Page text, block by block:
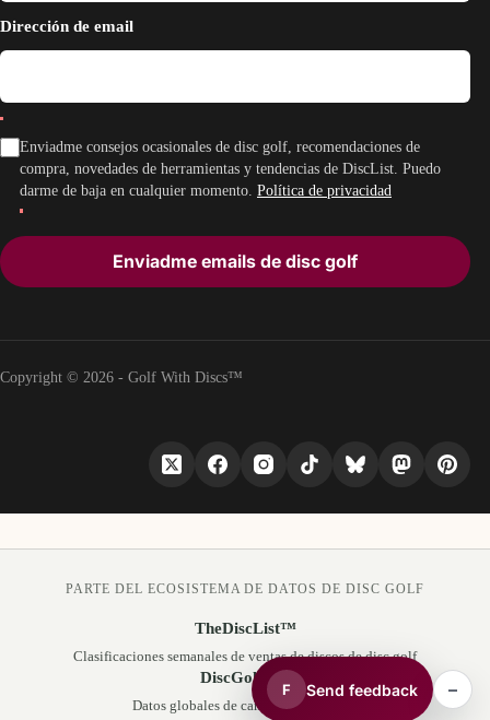
Dirección de email
Enviadme consejos ocasionales de disc golf, recomendaciones de
compra, novedades de herramientas y tendencias de DiscList. Puedo
darme de baja en cualquier momento. Política de privacidad
Enviadme emails de disc golf
Copyright © 2026 - Golf With Discs™
F Send feedback –
PARTE DEL ECOSISTEMA DE DATOS DE DISC GOLF
TheDiscList™
Clasificaciones semanales de ventas de discos de disc golf
DiscGolfAPI
Datos globales de campos de disc golf